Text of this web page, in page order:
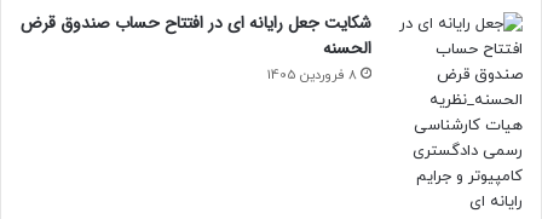
شکایت جعل رایانه ای در افتتاح حساب صندوق قرض
الحسنه
8 فروردین 1405